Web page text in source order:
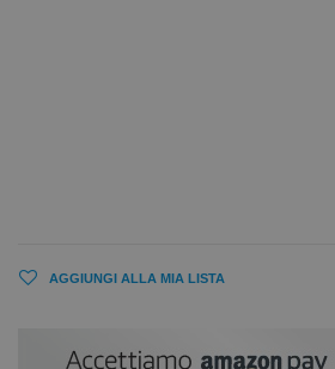
AGGIUNGI ALLA MIA LISTA